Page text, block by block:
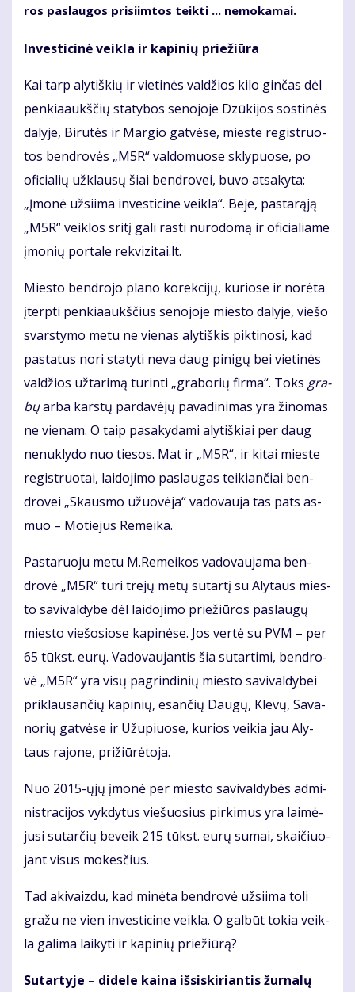
ros pa­slau­gos pri­si­im­tos teik­ti ... ne­mo­ka­mai.
In­ves­ti­ci­nė veik­la ir ka­pi­nių prie­žiū­ra
Kai tarp aly­tiš­kių ir vie­ti­nės val­džios ki­lo gin­čas dėl
pen­kia­aukš­čių sta­ty­bos se­no­jo­je Dzū­ki­jos sos­ti­nės
da­ly­je, Bi­ru­tės ir Mar­gio gat­vė­se, mies­te re­gist­ruo­
tos ben­dro­vės „M5R“ val­do­muo­se skly­puo­se, po
ofi­cia­lių už­klau­sų šiai ben­dro­vei, bu­vo at­sa­ky­ta:
„Įmo­nė už­si­i­ma in­ves­ti­ci­ne veik­la“. Be­je, pas­ta­rą­ją
„M5R“ veik­los sri­tį ga­li ras­ti nu­ro­do­mą ir ofi­cia­lia­me
įmo­nių por­ta­le rek­vi­zi­tai.lt.
Mies­to ben­dro­jo pla­no ko­rek­ci­jų, ku­rio­se ir no­rė­ta
įterp­ti pen­kia­aukš­čius se­no­jo­je mies­to da­ly­je, vie­šo
svars­ty­mo me­tu ne vie­nas aly­tiš­kis pik­ti­no­si, kad
pa­sta­tus no­ri sta­ty­ti neva daug pinigų bei vietinės
valdžios užtarimą turinti „gra­bo­rių fir­ma“. Toks gra­
bųar­ba kars­tų par­da­vė­jų pa­va­di­ni­mas yra ži­no­mas
ne vie­nam. O taip pa­sa­ky­da­mi aly­tiš­kiai per daug
ne­nu­kly­do nuo tie­sos. Mat ir „M5R“, ir ki­tai mies­te
re­gist­ruo­tai, lai­do­ji­mo pa­slau­gas tei­kian­čiai ben­
dro­vei „Skaus­mo užuo­vė­ja“ va­do­vau­ja tas pats as­
muo – Mo­tie­jus Re­mei­ka.
Pas­ta­ruo­ju me­tu M.Re­mei­kos va­do­vau­ja­ma ben­
dro­vė „M5R“ tu­ri tre­jų me­tų su­tar­tį su Aly­taus mies­
to sa­vi­val­dy­be dėl lai­do­ji­mo prie­žiū­ros pa­slau­gų
mies­to vie­šo­sio­se ka­pi­nė­se. Jos ver­tė su PVM – per
65 tūkst. eu­rų. Va­do­vau­jan­tis šia su­tar­ti­mi, ben­dro­
vė „M5R“ yra vi­sų pa­grin­di­nių mies­to sa­vi­val­dy­bei
pri­klau­san­čių ka­pi­nių, esan­čių Dau­gų, Kle­vų, Sa­va­
no­rių gat­vė­se ir Už­upiuo­se, ku­rios vei­kia jau Aly­
taus ra­jo­ne, pri­žiū­rė­to­ja.
Nuo 2015-ųjų įmo­nė per mies­to sa­vi­val­dy­bės ad­mi­
nist­ra­ci­jos vyk­dy­tus vie­šuo­sius pir­ki­mus yra lai­mė­
ju­si su­tar­čių be­veik 215 tūkst. eu­rų su­mai, skai­čiuo­
jant vi­sus mo­kes­čius.
Tad aki­vaiz­du, kad mi­nė­ta ben­dro­vė už­si­i­ma to­li
gra­žu ne vien in­ves­ti­ci­ne veik­la. O gal­būt to­kia veik­
la ga­li­ma lai­ky­ti ir ka­pi­nių prie­žiū­rą?
Su­tar­ty­je – di­de­le kai­na iš­si­ski­rian­tis žur­na­lų